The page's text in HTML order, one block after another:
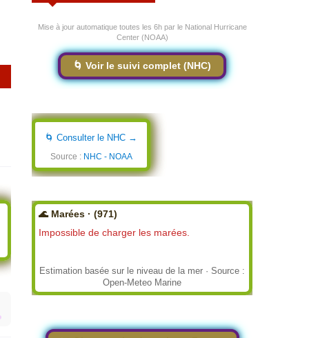
Mise à jour automatique toutes les 6h par le National Hurricane
Center (NOAA)
🌀 Voir le suivi complet (NHC)
🌀 Consulter le NHC →
Source : NHC - NOAA
🌊 Marées · (971)
Impossible de charger les marées.
Estimation basée sur le niveau de la mer · Source :
Open-Meteo Marine